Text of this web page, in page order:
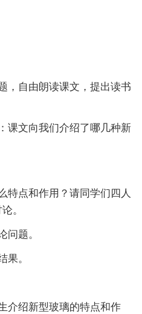
自由朗读课文，提出读书
文向我们介绍了哪几种新
点和作用？请同学们四人
。
题。
。
绍新型玻璃的特点和作